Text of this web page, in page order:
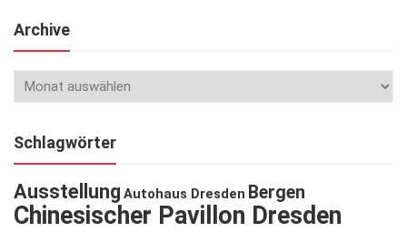
Archive
Schlagwörter
Ausstellung Autohaus Dresden Bergen
Chinesischer Pavillon Dresden